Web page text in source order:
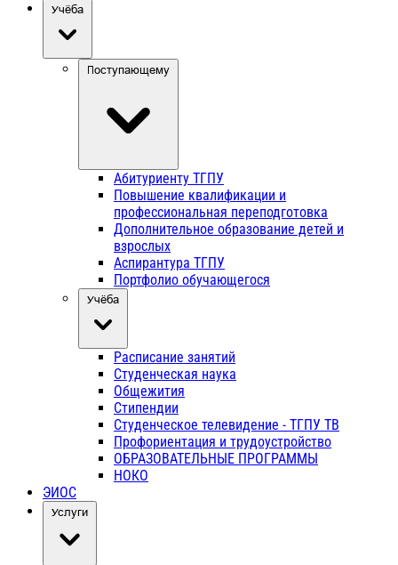
Учёба
Поступающему
Абитуриенту ТГПУ
Повышение квалификации и
профессиональная переподготовка
Дополнительное образование детей и
взрослых
Аспирантура ТГПУ
Портфолио обучающегося
Учёба
Расписание занятий
Студенческая наука
Общежития
Стипендии
Студенческое телевидение - ТГПУ ТВ
Профориентация и трудоустройство
ОБРАЗОВАТЕЛЬНЫЕ ПРОГРАММЫ
НОКО
ЭИОС
Услуги